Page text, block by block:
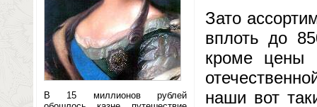
В 15 миллионов рублей
Зато
вплоть до
кроме цены
наши вот